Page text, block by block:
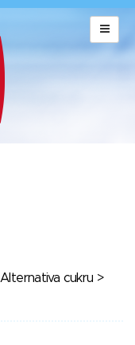
Alternativa cukru >